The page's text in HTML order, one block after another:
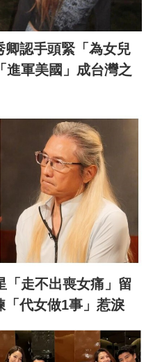
卿認手頭緊「為女兒
軍美國」成台灣之
「走不出喪女痛」留
代女做1事」惹淚